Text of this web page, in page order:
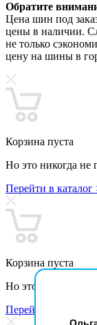
Обратите
Цена шин под
цены в наличии.
не только
цену на шины в
Корзина пуста
Но это никогда не
Перейти в каталог
Корзина пуста
Но это никогда не
Перейти в каталог